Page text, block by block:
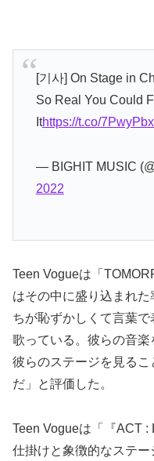
[기사] On Stage in
So Real You Could
Ithttps://t.co/
— BIGHIT MUSIC
2022
Teen Vogueは「
はその中に盛り込まれ
ちが恥ずかしくて言葉
歌っている。彼らの音楽
彼らのステージを見る
だ」と評価した。
Teen Vogueは「『ACT
仕掛けと象徴的なステ